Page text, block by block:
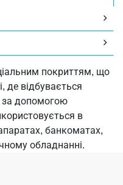
покриттям, що
де відбувається
за допомогою
в
банкоматах,
обладнанні.